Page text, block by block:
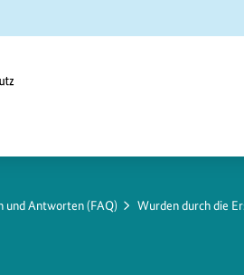
und Antworten (FAQ) Wurden durch die